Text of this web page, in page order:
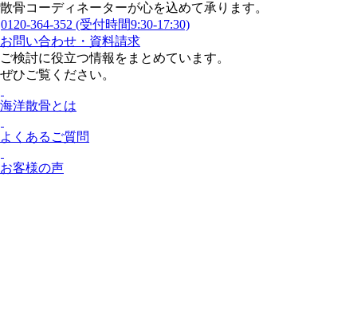
散骨コーディネーターが心を込めて承ります。
0120-364-352 (受付時間9:30-17:30)
お問い合わせ・資料請求
ご検討に役立つ情報をまとめています。
ぜひご覧ください。
海洋散骨とは
よくあるご質問
お客様の声